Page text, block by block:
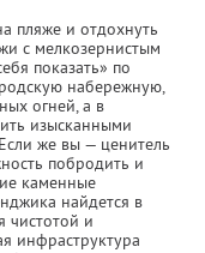
пляже и отдохнуть
с мелкозернистым
показать» по
набережную,
огней, а в
изысканными
же вы — ценитель
побродить и
каменные
найдется в
чистотой и
инфраструктура